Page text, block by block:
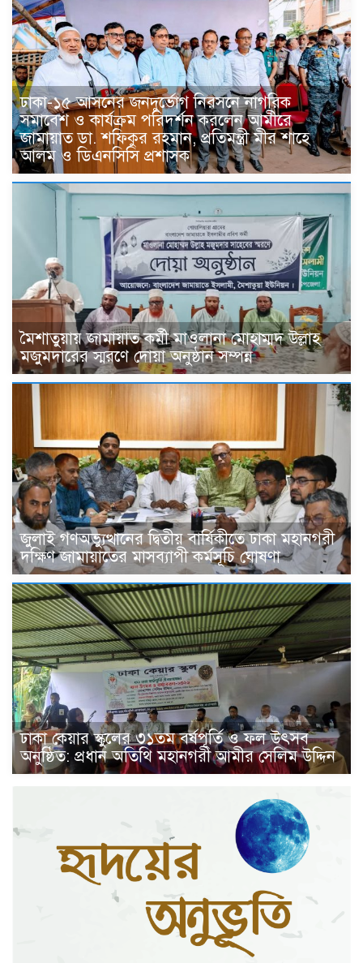
ঢাকা-১৫ আসনের জনদুর্ভোগ নিরসনে নাগরিক
সমাবেশ ও কার্যক্রম পরিদর্শন করলেন আমীরে
জামায়াত ডা. শফিকুর রহমান, প্রতিমন্ত্রী মীর শাহে
আলম ও ডিএনসিসি প্রশাসক
মৈশাতুয়ায় জামায়াত কর্মী মাওলানা মোহাম্মদ উল্লাহ
মজুমদারের স্মরণে দোয়া অনুষ্ঠান সম্পন্ন
জুলাই গণঅভ্যুত্থানের দ্বিতীয় বার্ষিকীতে ঢাকা মহানগরী
দক্ষিণ জামায়াতের মাসব্যাপী কর্মসূচি ঘোষণা
ঢাকা কেয়ার স্কুলের ৩১তম বর্ষপূর্তি ও ফল উৎসব
অনুষ্ঠিত: প্রধান অতিথি মহানগরী আমীর সেলিম উদ্দিন